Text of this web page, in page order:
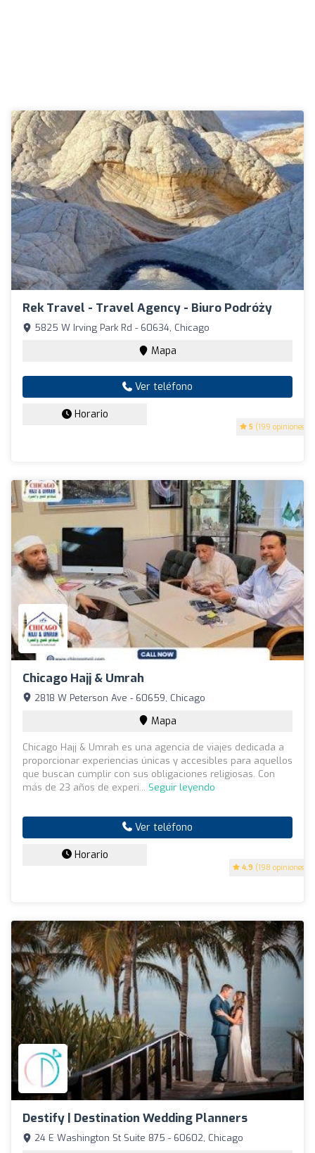
Rek Travel - Travel Agency - Biuro Podróży
5 (199 opiniones)
5825 W Irving Park Rd - 60634, Chicago
Mapa
Ver teléfono
Horario
Chicago Hajj & Umrah
4.9 (198 opiniones)
2818 W Peterson Ave - 60659, Chicago
Mapa
Chicago Hajj & Umrah es una agencia de viajes dedicada a
proporcionar experiencias únicas y accesibles para aquellos
que buscan cumplir con sus obligaciones religiosas. Con
más de 23 años de experi... Seguir leyendo
Ver teléfono
Horario
Destify | Destination Wedding Planners
24 E Washington St Suite 875 - 60602, Chicago